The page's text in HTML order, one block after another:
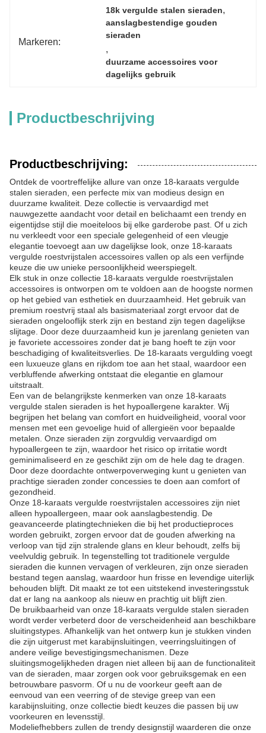
Markeren:
18k vergulde stalen sieraden,
aanslagbestendige gouden
sieraden
,
duurzame accessoires voor
dagelijks gebruik
Productbeschrijving
Productbeschrijving:
Ontdek de voortreffelijke allure van onze 18-karaats vergulde
stalen sieraden, een perfecte mix van modieus design en
duurzame kwaliteit. Deze collectie is vervaardigd met
nauwgezette aandacht voor detail en belichaamt een trendy en
eigentijdse stijl die moeiteloos bij elke garderobe past. Of u zich
nu verkleedt voor een speciale gelegenheid of een vleugje
elegantie toevoegt aan uw dagelijkse look, onze 18-karaats
vergulde roestvrijstalen accessoires vallen op als een verfijnde
keuze die uw unieke persoonlijkheid weerspiegelt.
Elk stuk in onze collectie 18-karaats vergulde roestvrijstalen
accessoires is ontworpen om te voldoen aan de hoogste normen
op het gebied van esthetiek en duurzaamheid. Het gebruik van
premium roestvrij staal als basismateriaal zorgt ervoor dat de
sieraden ongelooflijk sterk zijn en bestand zijn tegen dagelijkse
slijtage. Door deze duurzaamheid kun je jarenlang genieten van
je favoriete accessoires zonder dat je bang hoeft te zijn voor
beschadiging of kwaliteitsverlies. De 18-karaats vergulding voegt
een luxueuze glans en rijkdom toe aan het staal, waardoor een
verbluffende afwerking ontstaat die elegantie en glamour
uitstraalt.
Een van de belangrijkste kenmerken van onze 18-karaats
vergulde stalen sieraden is het hypoallergene karakter. Wij
begrijpen het belang van comfort en huidveiligheid, vooral voor
mensen met een gevoelige huid of allergieën voor bepaalde
metalen. Onze sieraden zijn zorgvuldig vervaardigd om
hypoallergeen te zijn, waardoor het risico op irritatie wordt
geminimaliseerd en ze geschikt zijn om de hele dag te dragen.
Door deze doordachte ontwerpoverweging kunt u genieten van
prachtige sieraden zonder concessies te doen aan comfort of
gezondheid.
Onze 18-karaats vergulde roestvrijstalen accessoires zijn niet
alleen hypoallergeen, maar ook aanslagbestendig. De
geavanceerde platingtechnieken die bij het productieproces
worden gebruikt, zorgen ervoor dat de gouden afwerking na
verloop van tijd zijn stralende glans en kleur behoudt, zelfs bij
veelvuldig gebruik. In tegenstelling tot traditionele vergulde
sieraden die kunnen vervagen of verkleuren, zijn onze sieraden
bestand tegen aanslag, waardoor hun frisse en levendige uiterlijk
behouden blijft. Dit maakt ze tot een uitstekend investeringsstuk
dat er lang na aankoop als nieuw en prachtig uit blijft zien.
De bruikbaarheid van onze 18-karaats vergulde stalen sieraden
wordt verder verbeterd door de verscheidenheid aan beschikbare
sluitingstypes. Afhankelijk van het ontwerp kun je stukken vinden
die zijn uitgerust met karabijnsluitingen, veerringsluitingen of
andere veilige bevestigingsmechanismen. Deze
sluitingsmogelijkheden dragen niet alleen bij aan de functionaliteit
van de sieraden, maar zorgen ook voor gebruiksgemak en een
betrouwbare pasvorm. Of u nu de voorkeur geeft aan de
eenvoud van een veerring of de stevige greep van een
karabijnsluiting, onze collectie biedt keuzes die passen bij uw
voorkeuren en levensstijl.
Modeliefhebbers zullen de trendy designstijl waarderen die onze